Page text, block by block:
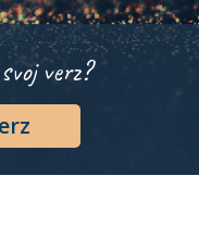
verz?